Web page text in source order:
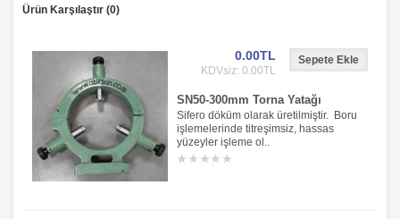
Ürün Karşılaştır (0)
0.00TL
KDVsiz: 0.00TL
SN50-300mm Torna Yatağı
Sifero döküm olarak üretilmiştir. Boru
işlemelerinde titreşimsiz, hassas
yüzeyler işleme ol..